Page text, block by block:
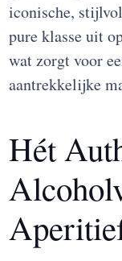
iconische,
pure klasse uit
wat zorgt voor
aantrekkelijke
Hét